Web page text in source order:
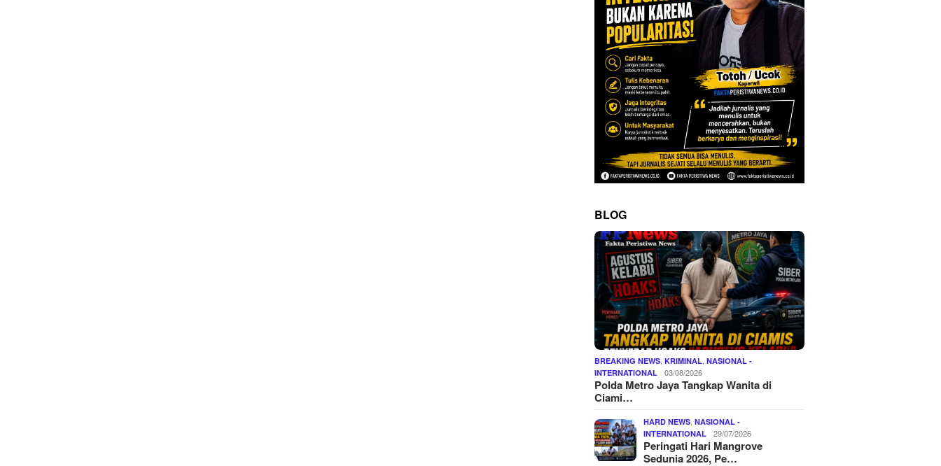
BLOG
BREAKING NEWS ,KRIMINAL ,NASIONAL -
INTERNATIONAL
03/08/2026
Polda Metro Jaya Tangkap Wanita di
Ciami…
HARD NEWS ,NASIONAL -
INTERNATIONAL
29/07/2026
Peringati Hari Mangrove
Sedunia 2026, Pe…